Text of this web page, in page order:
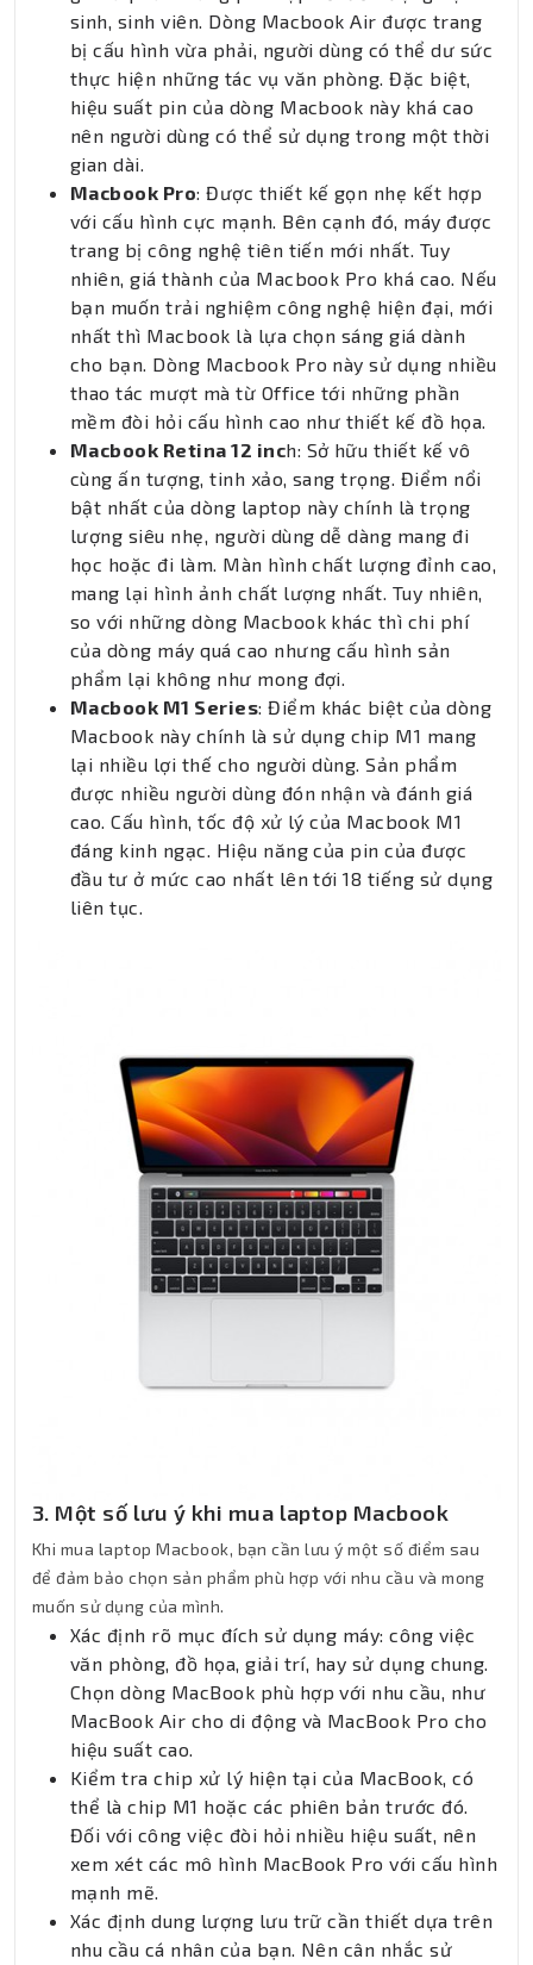
sinh, sinh viên. Dòng Macbook Air được trang
bị cấu hình vừa phải, người dùng có thể dư sức
thực hiện những tác vụ văn phòng. Đặc biệt,
hiệu suất pin của dòng Macbook này khá cao
nên người dùng có thể sử dụng trong một thời
gian dài.
Macbook Pro: Được thiết kế gọn nhẹ kết hợp
với cấu hình cực mạnh. Bên cạnh đó, máy được
trang bị công nghệ tiên tiến mới nhất. Tuy
nhiên, giá thành của Macbook Pro khá cao. Nếu
bạn muốn trải nghiệm công nghệ hiện đại, mới
nhất thì Macbook là lựa chọn sáng giá dành
cho bạn. Dòng Macbook Pro này sử dụng nhiều
thao tác mượt mà từ Office tới những phần
mềm đòi hỏi cấu hình cao như thiết kế đồ họa.
Macbook Retina 12 inch: Sở hữu thiết kế vô
cùng ấn tượng, tinh xảo, sang trọng. Điểm nổi
bật nhất của dòng laptop này chính là trọng
lượng siêu nhẹ, người dùng dễ dàng mang đi
học hoặc đi làm. Màn hình chất lượng đỉnh cao,
mang lại hình ảnh chất lượng nhất. Tuy nhiên,
so với những dòng Macbook khác thì chi phí
của dòng máy quá cao nhưng cấu hình sản
phẩm lại không như mong đợi.
Macbook M1 Series: Điểm khác biệt của dòng
Macbook này chính là sử dụng chip M1 mang
lại nhiều lợi thế cho người dùng. Sản phẩm
được nhiều người dùng đón nhận và đánh giá
cao. Cấu hình, tốc độ xử lý của Macbook M1
đáng kinh ngạc. Hiệu năng của pin của được
đầu tư ở mức cao nhất lên tới 18 tiếng sử dụng
liên tục.
3. Một số lưu ý khi mua laptop Macbook
Khi mua laptop Macbook, bạn cần lưu ý một số điểm sau
để đảm bảo chọn sản phẩm phù hợp với nhu cầu và mong
muốn sử dụng của mình.
Xác định rõ mục đích sử dụng máy: công việc
văn phòng, đồ họa, giải trí, hay sử dụng chung.
Chọn dòng MacBook phù hợp với nhu cầu, như
MacBook Air cho di động và MacBook Pro cho
hiệu suất cao.
Kiểm tra chip xử lý hiện tại của MacBook, có
thể là chip M1 hoặc các phiên bản trước đó.
Đối với công việc đòi hỏi nhiều hiệu suất, nên
xem xét các mô hình MacBook Pro với cấu hình
mạnh mẽ.
Xác định dung lượng lưu trữ cần thiết dựa trên
nhu cầu cá nhân của bạn. Nên cân nhắc sử